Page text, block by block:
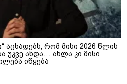
აცხადებს, რომ მისი 2026 წლის
უკვე ახდა… ახლა კი მისი
იწყება